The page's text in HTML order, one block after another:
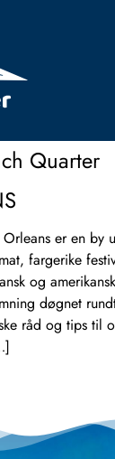
Quarter
er en by
fargerike
og
døgnet
råd og tips til